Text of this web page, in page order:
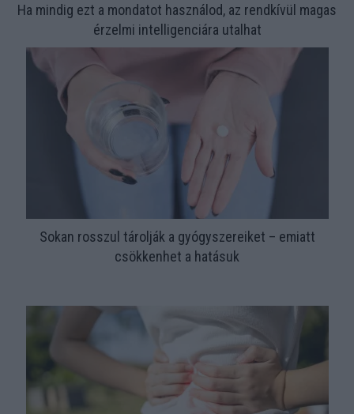
Ha mindig ezt a mondatot használod, az rendkívül magas
érzelmi intelligenciára utalhat
Sokan rosszul tárolják a gyógyszereiket – emiatt
csökkenhet a hatásuk